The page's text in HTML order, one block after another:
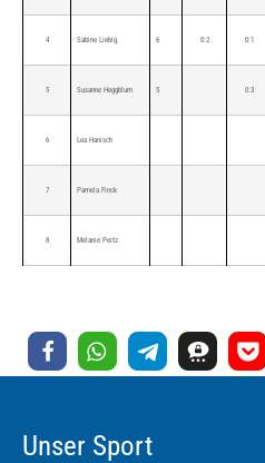
4 Sabine Liebig 6 0:2 0:1
5 Susanne Heggblum 5 0:3
6 Lea Hanisch
7 Pamela Finck
8 Melanie Peitz
Unser Sport